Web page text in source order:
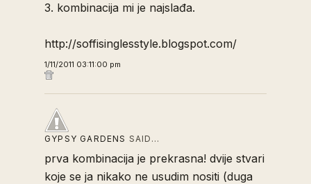
3. kombinacija mi je najslađa.
http://soffisinglesstyle.blogspot.com/
1/11/2011 03:11:00 pm
GYPSY GARDENS SAID…
prva kombinacija je prekrasna! dvije stvari
koje se ja nikako ne usudim nositi (duga